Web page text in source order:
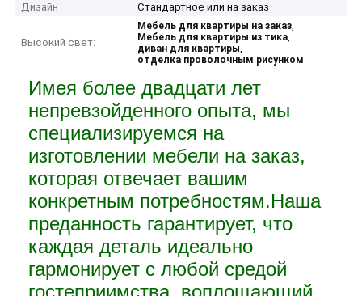
Дизайн
Стандартное или на заказ
Высокий свет:
Мебель для квартиры на заказ,
Мебель для квартиры из тика,
диван для квартиры,
отделка проволочным рисунком
Имея более двадцати лет
непревзойденного опыта, мы
специализируемся на
изготовлении мебели на заказ,
которая отвечает вашим
конкретным потребностям.Наша
преданность гарантирует, что
каждая деталь идеально
гармонирует с любой средой
гостеприимства, воплощающий